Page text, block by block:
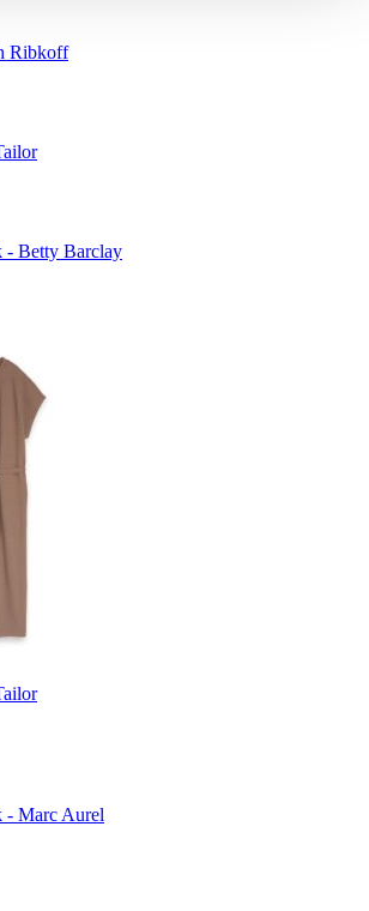
Ribkoff
- Betty Barclay
- Marc Aurel